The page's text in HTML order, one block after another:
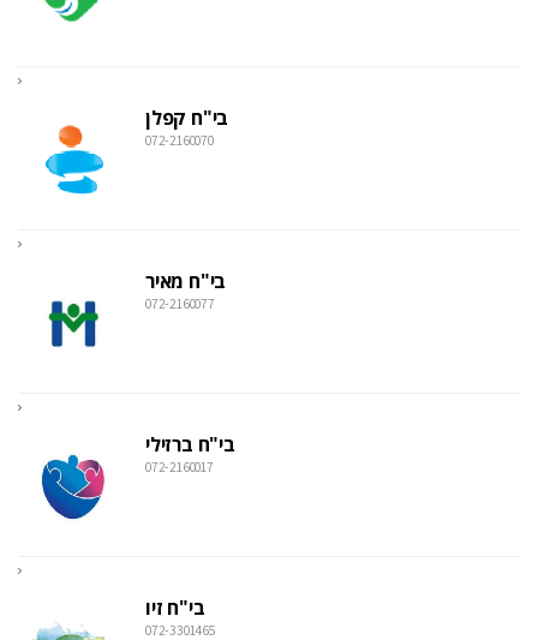
בי"ח קפלן
072-2160070
בי"ח מאיר
072-2160077
בי"ח ברזילי
072-2160017
בי"ח זיו
072-3301465